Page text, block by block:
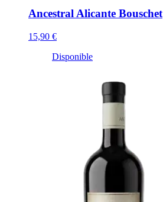
Ancestral Alicante Bouschet
15,90 €
Disponible